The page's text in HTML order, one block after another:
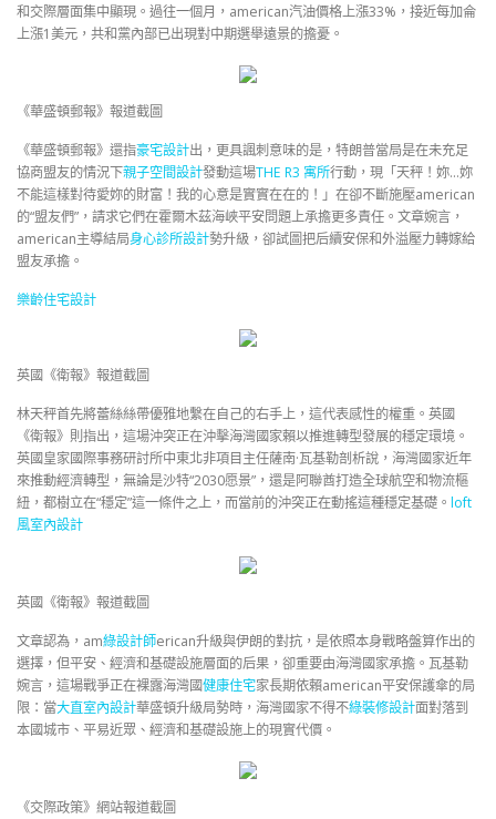
和交際層面集中顯現。過往一個月，american汽油價格上漲33%，接近每加侖
上漲1美元，共和黨內部已出現對中期選舉遠景的擔憂。
《華盛頓郵報》報道截圖
《華盛頓郵報》還指豪宅設計出，更具諷刺意味的是，特朗普當局是在未充足
協商盟友的情況下親子空間設計發動這場THE R3 寓所行動，現「天秤！妳…妳
不能這樣對待愛妳的財富！我的心意是實實在在的！」在卻不斷施壓american
的“盟友們”，請求它們在霍爾木茲海峽平安問題上承擔更多責任。文章婉言，
american主導結局身心診所設計勢升級，卻試圖把后續安保和外溢壓力轉嫁給
盟友承擔。
樂齡住宅設計
英國《衛報》報道截圖
林天秤首先將蕾絲絲帶優雅地繫在自己的右手上，這代表感性的權重。英國
《衛報》則指出，這場沖突正在沖擊海灣國家賴以推進轉型發展的穩定環境。
英國皇家國際事務研討所中東北非項目主任薩南·瓦基勒剖析說，海灣國家近年
來推動經濟轉型，無論是沙特“2030愿景”，還是阿聯酋打造全球航空和物流樞
紐，都樹立在“穩定”這一條件之上，而當前的沖突正在動搖這種穩定基礎。 loft
風室內設計
英國《衛報》報道截圖
文章認為，am綠設計師erican升級與伊朗的對抗，是依照本身戰略盤算作出的
選擇，但平安、經濟和基礎設施層面的后果，卻重要由海灣國家承擔。瓦基勒
婉言，這場戰爭正在裸露海灣國健康住宅家長期依賴american平安保護傘的局
限：當大直室內設計華盛頓升級局勢時，海灣國家不得不綠裝修設計面對落到
本國城市、平易近眾、經濟和基礎設施上的現實代價。
《交際政策》網站報道截圖